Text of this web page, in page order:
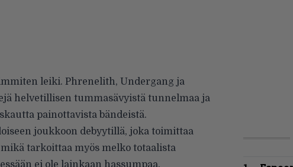
leiki. Phrenelith, Undergang ja
helvetillisen tummasävyistä tunnelmaa ja
painottavista bändeistä.
joukkoon debyytillä, joka toimittaa
tarkoittaa myös melko totaalista
ei ole lainkaan hassumpaa.